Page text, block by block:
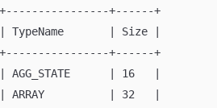
+----------------+------+
| TypeName       | Size |
+----------------+------+
| AGG_STATE      | 16   |
| ARRAY          | 32   |